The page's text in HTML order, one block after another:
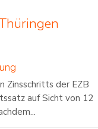
Zinsschritts der EZB
auf Sicht von 12